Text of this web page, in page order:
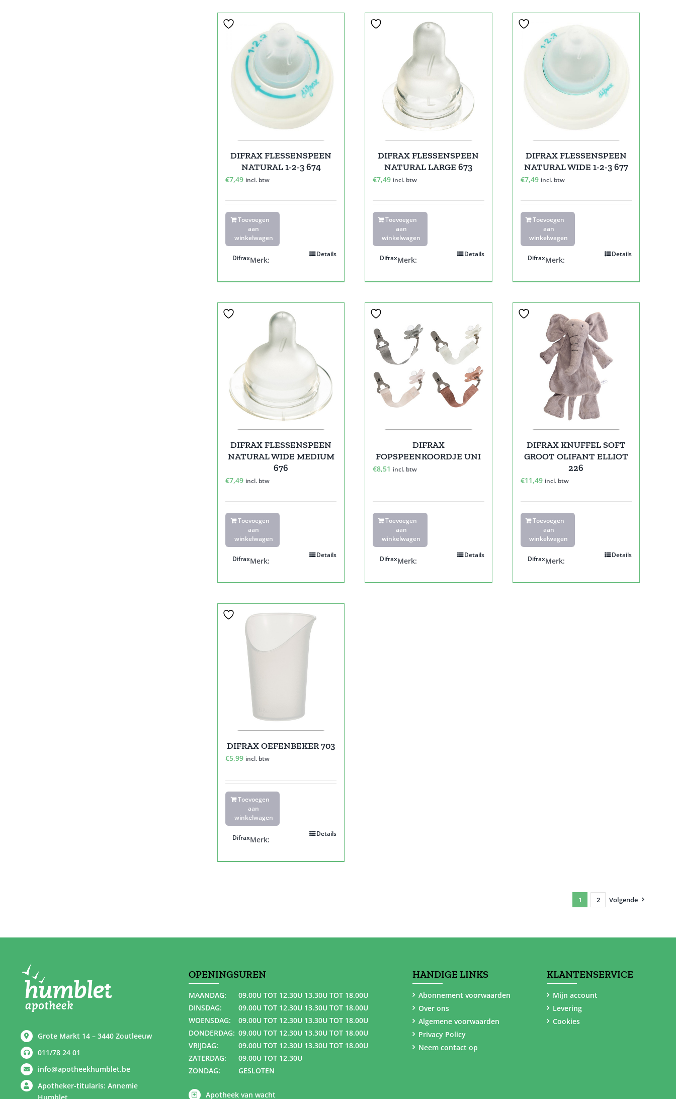
DIFRAX FLESSENSPEEN
NATURAL 1-2-3 674
€7,49 incl. btw
Toevoegen
aan
winkelwagen
Details
Merk:
Difrax
DIFRAX FLESSENSPEEN
NATURAL LARGE 673
€7,49 incl. btw
Toevoegen
aan
winkelwagen
Details
Merk:
Difrax
DIFRAX FLESSENSPEEN
NATURAL WIDE 1-2-3 677
€7,49 incl. btw
Toevoegen
aan
winkelwagen
Details
Merk:
Difrax
DIFRAX FLESSENSPEEN
NATURAL WIDE MEDIUM
676
€7,49 incl. btw
Toevoegen
aan
winkelwagen
Details
Merk:
Difrax
DIFRAX
FOPSPEENKOORDJE UNI
€8,51 incl. btw
Toevoegen
aan
winkelwagen
Details
Merk:
Difrax
DIFRAX KNUFFEL SOFT
GROOT OLIFANT ELLIOT
226
€11,49 incl. btw
Toevoegen
aan
winkelwagen
Details
Merk:
Difrax
DIFRAX OEFENBEKER 703
€5,99 incl. btw
Toevoegen
aan
winkelwagen
Details
Merk:
Difrax
1 2 Volgende
Grote Markt 14 – 3440 Zoutleeuw
011/78 24 01
info@apotheekhumblet.be
Apotheker-titularis: Annemie
Humblet
OPENINGSUREN
MAANDAG:
09.00U TOT 12.30U 13.30U TOT 18.00U
DINSDAG:
09.00U TOT 12.30U 13.30U TOT 18.00U
WOENSDAG:
09.00U TOT 12.30U 13.30U TOT 18.00U
DONDERDAG: 09.00U TOT 12.30U 13.30U TOT 18.00U
VRIJDAG:
09.00U TOT 12.30U 13.30U TOT 18.00U
ZATERDAG:
09.00U TOT 12.30U
ZONDAG:
GESLOTEN
Apotheek van wacht
HANDIGE LINKS
Abonnement voorwaarden
Over ons
Algemene voorwaarden
Privacy Policy
Neem contact op
KLANTENSERVICE
Mijn account
Levering
Cookies